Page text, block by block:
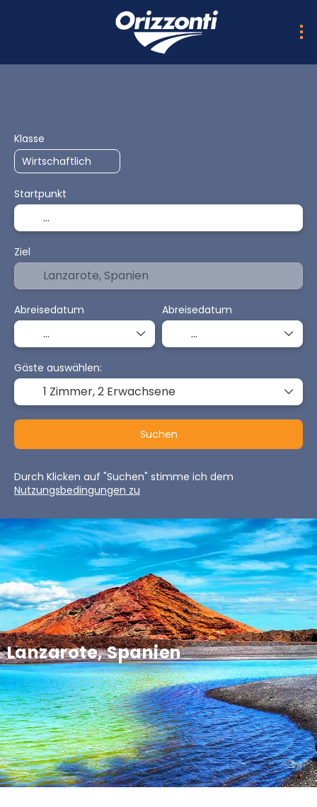
Lanzarote, Spanien
Klasse
Startpunkt
Ziel
Abreisedatum Abreisedatum
Gäste auswählen:
1 Zimmer,2 Erwachsene
Suchen
Durch Klicken auf "Suchen" stimme ich dem
Nutzungsbedingungen zu